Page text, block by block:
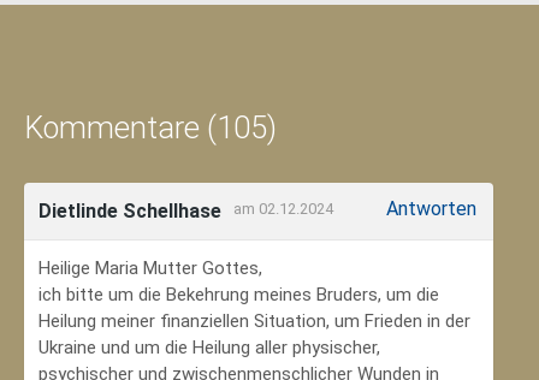
Kommentare (105)
Dietlinde Schellhase am 02.12.2024 Antworten
Heilige Maria Mutter Gottes,
ich bitte um die Bekehrung meines Bruders, um die
Heilung meiner finanziellen Situation, um Frieden in der
Ukraine und um die Heilung aller physischer,
psychischer und zwischenmenschlicher Wunden in